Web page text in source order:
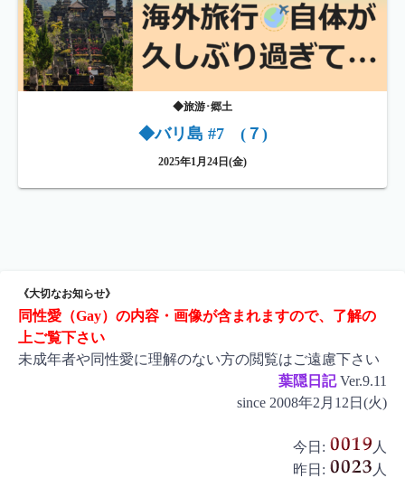
◆旅游･郷土
◆バリ島 #7 (７)
2025年1月24日(金)
《大切なお知らせ》
同性愛（Gay）の内容・画像が含まれますので、了解の
上ご覧下さい
未成年者や同性愛に理解のない方の閲覧はご遠慮下さい
葉隠日記Ver.9.11
since 2008年2月12日(火)
今日:
人
昨日:
人